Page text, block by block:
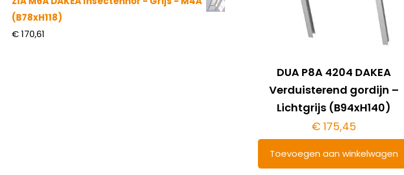
DUA P8A 4204 DAKEA
Verduisterend gordijn –
Lichtgrijs (B94xH140)
€175,45
Toevoegen aan winkelwagen
(B78xH118)
€170,61